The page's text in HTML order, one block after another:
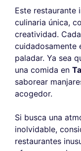
Este restaurante
culinaria única,
creatividad.
cuidadosamente
paladar. Ya sea
una comida en
saborear
acogedor.
Si busca una
inolvidable,
restaurantes